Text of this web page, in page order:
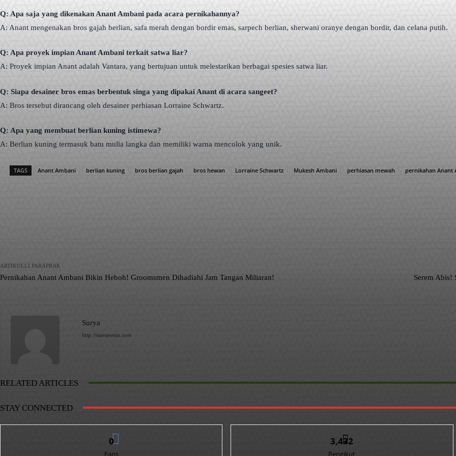
Q: Apa saja yang dikenakan Anant Ambani pada acara pernikahannya?
A: Anant mengenakan bros gajah berlian, safa merah dengan bordir emas, sarpech berlian, sherwani oranye dengan bordir, dan celana putih.
Q: Apa proyek impian Anant Ambani terkait satwa liar?
A: Proyek impian Anant adalah Vantara, yang bertujuan untuk melestarikan berbagai spesies satwa liar.
Q: Siapa desainer bros emas berbentuk singa yang dipakai Anant di acara sangeet?
A: Bros tersebut dirancang oleh desainer perhiasan Lorraine Schwartz.
Q: Apa yang membuat berlian kuning istimewa?
A: Berlian kuning termasuk batu mulia langka dan memiliki warna mencolok yang unik.
TAGS Anant Ambani berlian kuning bros berlian gajah bros hewan Lorraine Schwartz Mukesh Ambani perhiasan mewah pernikahan Anant
ARTIKULLI PARAPRAK
Pernikahan Anant Ambani Bikin Heboh! Groomsmen Dihadiahi Jam Tangan Miliaran! Serem Abis!
Surya
http://siaranesia.com
RELATED ARTICLES
STAY CONNECTED
0
Fans
3,432
Pengikut